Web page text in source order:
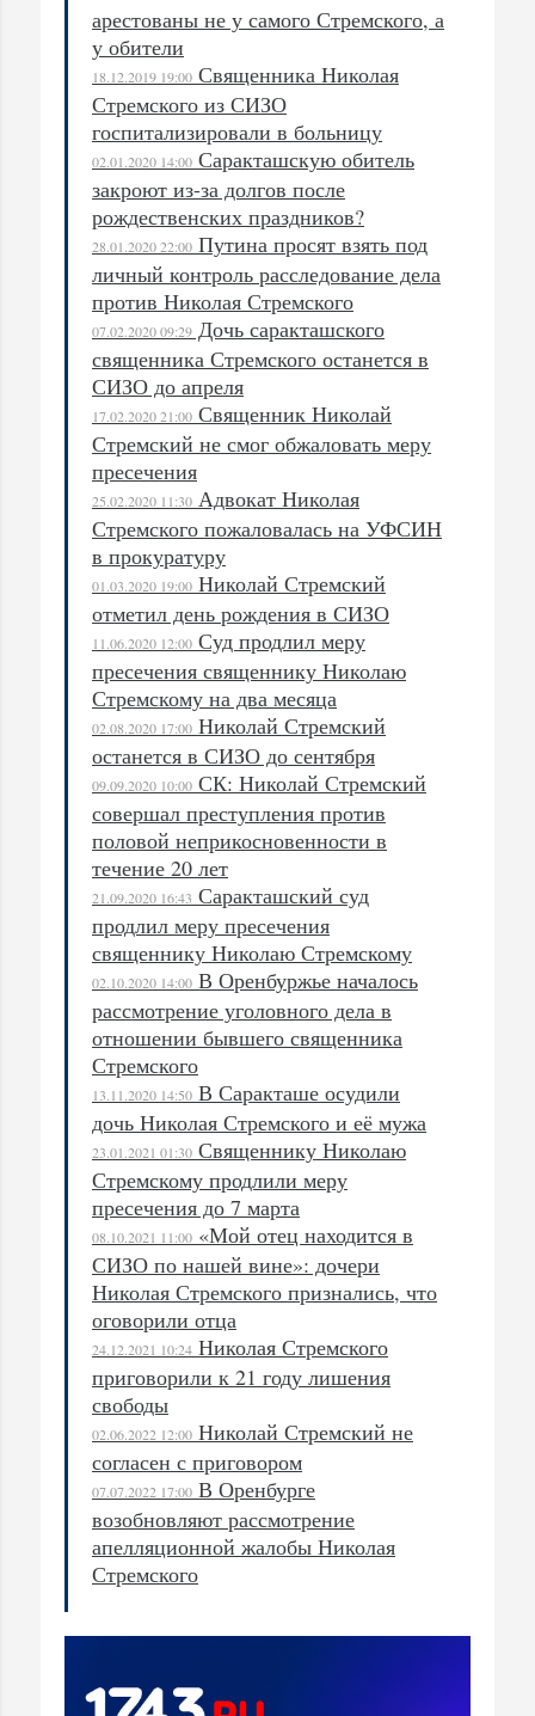
арестованы не у самого Стремского, а
у обители
18.12.2019 19:00 Священника Николая
Стремского из СИЗО
госпитализировали в больницу
02.01.2020 14:00 Саракташскую обитель
закроют из-за долгов после
рождественских праздников?
28.01.2020 22:00 Путина просят взять под
личный контроль расследование дела
против Николая Стремского
07.02.2020 09:29 Дочь саракташского
священника Стремского останется в
СИЗО до апреля
17.02.2020 21:00 Священник Николай
Стремский не смог обжаловать меру
пресечения
25.02.2020 11:30 Адвокат Николая
Стремского пожаловалась на УФСИН
в прокуратуру
01.03.2020 19:00 Николай Стремский
отметил день рождения в СИЗО
11.06.2020 12:00 Суд продлил меру
пресечения священнику Николаю
Стремскому на два месяца
02.08.2020 17:00 Николай Стремский
останется в СИЗО до сентября
09.09.2020 10:00 СК: Николай Стремский
совершал преступления против
половой неприкосновенности в
течение 20 лет
21.09.2020 16:43 Саракташский суд
продлил меру пресечения
священнику Николаю Стремскому
02.10.2020 14:00 В Оренбуржье началось
рассмотрение уголовного дела в
отношении бывшего священника
Стремского
13.11.2020 14:50 В Саракташе осудили
дочь Николая Стремского и её мужа
23.01.2021 01:30 Священнику Николаю
Стремскому продлили меру
пресечения до 7 марта
08.10.2021 11:00 «Мой отец находится в
СИЗО по нашей вине»: дочери
Николая Стремского признались, что
оговорили отца
24.12.2021 10:24 Николая Стремского
приговорили к 21 году лишения
свободы
02.06.2022 12:00 Николай Стремский не
согласен с приговором
07.07.2022 17:00 В Оренбурге
возобновляют рассмотрение
апелляционной жалобы Николая
Стремского